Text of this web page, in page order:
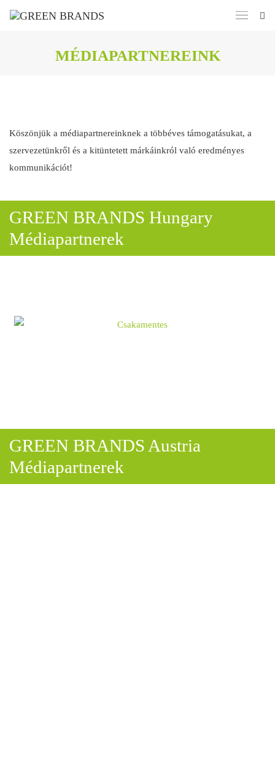
MÉDIAPARTNEREINK
Köszönjük a médiapartnereinknek a többéves támogatásukat, a
szervezetünkről és a kitüntetett márkáinkról való eredményes
kommunikációt!
GREEN BRANDS Hungary
Médiapartnerek
GREEN BRANDS Austria
Médiapartnerek